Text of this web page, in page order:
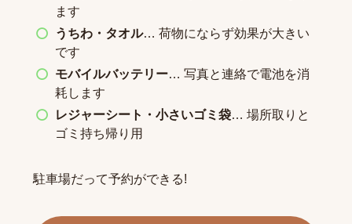
ます
うちわ・タオル… 荷物にならず効果が大きい
です
モバイルバッテリー… 写真と連絡で電池を消
耗します
レジャーシート・小さいゴミ袋… 場所取りと
ゴミ持ち帰り用
駐車場だって予約ができる!